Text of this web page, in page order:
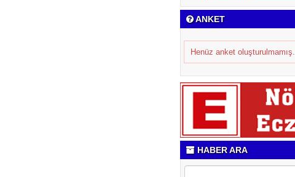
ANKET
Henüz anket oluşturulmamış.
HABER ARA